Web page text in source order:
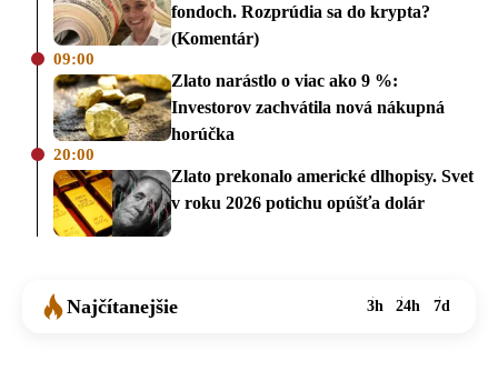
fondoch. Rozprúdia sa do krypta?
(Komentár)
09:00
Zlato narástlo o viac ako 9 %:
Investorov zachvátila nová nákupná
horúčka
20:00
Zlato prekonalo americké dlhopisy. Svet
v roku 2026 potichu opúšťa dolár
Najčítanejšie 3h 24h 7d